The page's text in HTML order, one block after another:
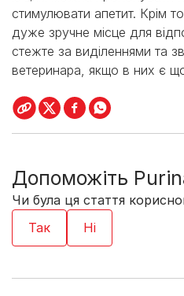
стимулювати апетит. Крім
дуже зручне місце для
стежте за виділеннями та
ветеринара, якщо в них є
Допоможіть
Чи була ця стаття